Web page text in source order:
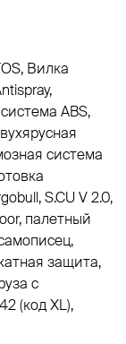
Вилка
ABS,
система
S.CU V 2.0,
палетный
защита,
с
(код XL),